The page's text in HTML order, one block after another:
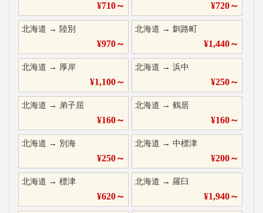
¥710～ ¥720～
北海道 → 陸別
¥970～
北海道 →釧路町
¥1,440～
北海道 → 厚岸
¥1,100～
北海道 →浜中
¥250～
北海道 → 弟子屈
¥160～
北海道 →鶴居
¥160～
北海道 → 別海
¥250～
北海道 →中標津
¥200～
北海道 → 標津
¥620～
北海道 →羅臼
¥1,940～